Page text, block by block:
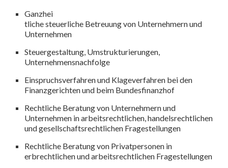
Ganzhei
tliche steuerliche Betreuung von Unternehmern und
Unternehmen
Steuergestaltung, Umstrukturierungen,
Unternehmensnachfolge
Einspruchsverfahren und Klageverfahren bei den
Finanzgerichten und beim Bundesfinanzhof
Rechtliche Beratung von Unternehmern und
Unternehmen in arbeitsrechtlichen, handelsrechtlichen
und gesellschaftsrechtlichen Fragestellungen
Rechtliche Beratung von Privatpersonen in
erbrechtlichen und arbeitsrechtlichen Fragestellungen